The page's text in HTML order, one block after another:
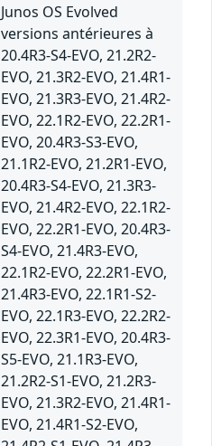
Junos OS Evolved
versions antérieures à
20.4R3-S4-EVO, 21.2R2-
EVO, 21.3R2-EVO, 21.4R1-
EVO, 21.3R3-EVO, 21.4R2-
EVO, 22.1R2-EVO, 22.2R1-
EVO, 20.4R3-S3-EVO,
21.1R2-EVO, 21.2R1-EVO,
20.4R3-S4-EVO, 21.3R3-
EVO, 21.4R2-EVO, 22.1R2-
EVO, 22.2R1-EVO, 20.4R3-
S4-EVO, 21.4R3-EVO,
22.1R2-EVO, 22.2R1-EVO,
21.4R3-EVO, 22.1R1-S2-
EVO, 22.1R3-EVO, 22.2R2-
EVO, 22.3R1-EVO, 20.4R3-
S5-EVO, 21.1R3-EVO,
21.2R2-S1-EVO, 21.2R3-
EVO, 21.3R2-EVO, 21.4R1-
EVO, 21.4R1-S2-EVO,